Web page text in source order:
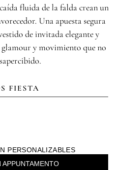
fluida de la falda crean un
Una apuesta segura
de invitada elegante y
y movimiento que no
FIESTA
PERSONALIZABLES
APPUNTAMENTO